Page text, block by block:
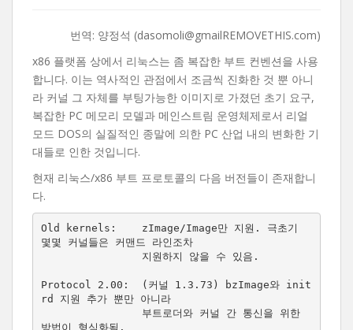
번역: 양정석 (dasomoli@gmailREMOVETHIS.com)
x86 플랫폼 상에서 리눅스는 좀 복잡한 부트 컨벤션을 사용
합니다. 이는 역사적인 관점에서 조금씩 진화한 것 뿐 아니
라 커널 그 자체를 부팅가능한 이미지로 가졌던 초기 요구,
복잡한 PC 메모리 모델과 메인스트림 운영체제로서 리얼
모드 DOS의 실질적인 종말에 의한 PC 산업 내의 변화한 기
대들로 인한 것입니다.
현재 리눅스/x86 부트 프로토콜의 다음 버전들이 존재합니
다.
Old kernels:    zImage/Image만 지원. 극초기
몇몇 커널들은 커맨드 라인조차
Protocol 2.00:  (커널 1.3.73) bzImage와 init
rd 지원 추가 뿐만 아니라
방법이 형식화됨.